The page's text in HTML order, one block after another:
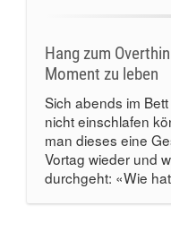
Hang zum
Moment zu leben
Sich abends im
nicht einschlafen
man dieses eine
Vortag wieder und
durchgeht: «Wie